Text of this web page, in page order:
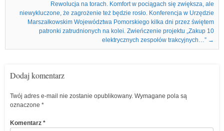
Rewolucja na torach. Komfort w pociągach się zwiększa, ale
niewykluczone, że zagrożenie też będzie rosło. Konferencja w Urzędzie
Marszałkowskim Województwa Pomorskiego kilka dni przez świętem
patronki zatrudnionych na kolei. Zwieńczenie projektu „Zakup 10
elektrycznych zespołów trakcyjnych…” →
Dodaj komentarz
Twój adres e-mail nie zostanie opublikowany. Wymagane pola są
oznaczone *
Komentarz *